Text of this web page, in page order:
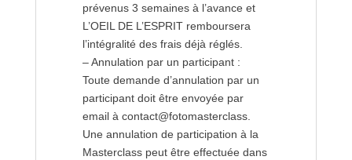
prévenus 3 semaines à l’avance et
L’OEIL DE L’ESPRIT remboursera
l’intégralité des frais déjà réglés.
– Annulation par un participant :
Toute demande d’annulation par un
participant doit être envoyée par
email à contact@fotomasterclass.
Une annulation de participation à la
Masterclass peut être effectuée dans